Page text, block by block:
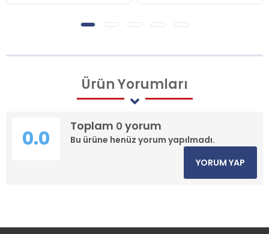
ÜrünYorumları
Toplam 0 yorum
Bu ürüne henüz yorum yapılmadı.
0.0
YORUM YAP